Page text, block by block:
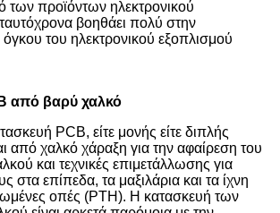
των προϊόντων ηλεκτρονικού
βοηθάει πολύ στην
του ηλεκτρονικού εξοπλισμού
από βαρύ χαλκό
PCB, είτε μονής είτε διπλής
από χαλκό χάραξη για την αφαίρεση του
και τεχνικές επιμετάλλωσης για
επίπεδα, τα μαξιλάρια και τα ίχνη
οπές (PTH). Η κατασκευή των